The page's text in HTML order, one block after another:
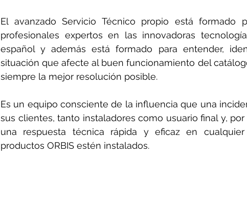
El avanzado Servicio Técnico propio está formado
profesionales expertos en las innovadoras
español y además está formado para entender,
situación que afecte al buen funcionamiento del
siempre la mejor resolución posible.
Es un equipo consciente de la influencia que una
sus clientes, tanto instaladores como usuario final y,
una respuesta técnica rápida y eficaz en
productos ORBIS estén instalados.